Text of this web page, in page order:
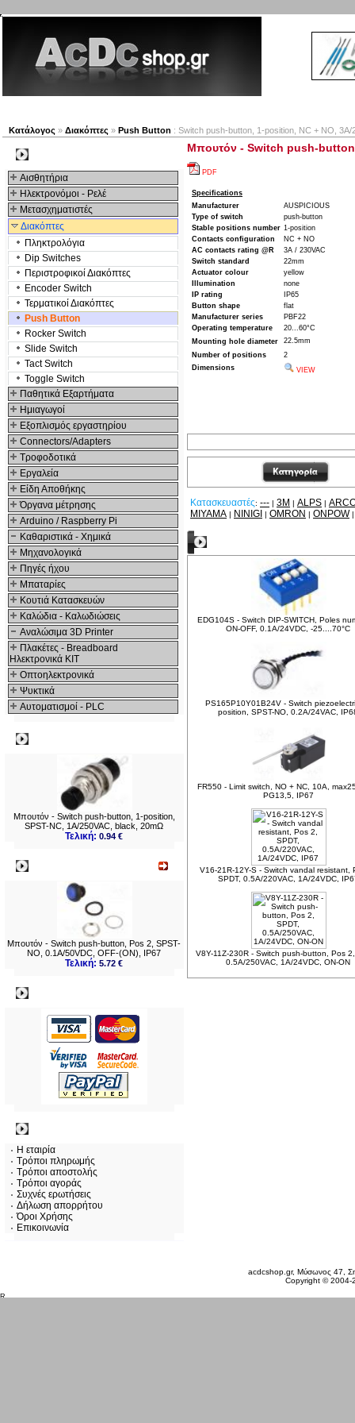
Κατάλογος » Διακόπτες » Push Button : Switch push-button, 1-position, NC + NO, 3A/
Αισθητήρια
Ηλεκτρονόμοι - Ρελέ
Μετασχηματιστές
Διακόπτες
Πληκτρολόγια
Dip Switches
Περιστροφικοί Διακόπτες
Encoder Switch
Τερματικοί Διακόπτες
Push Button
Rocker Switch
Slide Switch
Tact Switch
Toggle Switch
Παθητικά Εξαρτήματα
Hμιαγωγοί
Εξοπλισμός εργαστηρίου
Connectors/Adapters
Τροφοδοτικά
Εργαλεία
Είδη Αποθήκης
Όργανα μέτρησης
Arduino / Raspberry Pi
Καθαριστικά - Χημικά
Μηχανολογικά
Πηγές ήχου
Μπαταρίες
Κουτιά Κατασκευών
Καλώδια - Καλωδιώσεις
Αναλώσιμα 3D Printer
Πλακέτες - Breadboard
Ηλεκτρονικά ΚΙΤ
Οπτοηλεκτρονικά
Ψυκτικά
Αυτοματισμοί - PLC
Μπουτόν - Switch push-button, 1-position,
SPST-NC, 1A/250VAC, black, 20mΩ
Τελική:0.94 €
Μπουτόν - Switch push-button, Pos 2, SPST-
NO, 0.1A/50VDC, OFF-(ON), IP67
Τελική:5.72 €
Η εταιρία
Τρόποι πληρωμής
Τρόποι αποστολής
Τρόποι αγοράς
Συχνές ερωτήσεις
Δήλωση απορρήτου
Όροι Χρήσης
Επικοινωνία
Μπουτόν - Switch push-
PDF
Specifications
Manufacturer
AUSPICIOUS
Type of switch
push-button
Stable positions number 1-position
Contacts configuration
NC + NO
AC contacts rating @R
3A / 230VAC
Switch standard
22mm
Actuator colour
yellow
Illumination
none
IP rating
IP65
Button shape
flat
Manufacturer series
PBF22
Operating temperature
20...60°C
Mounting hole diameter
22.5mm
Number of positions
2
Dimensions
VIEW
Κατασκευαστές: --- | 3M | ALPS |
MIYAMA | NINIGI | OMRON | ONPOW
EDG104S - Switch DIP-SWITCH, Poles
ON-OFF, 0.1A/24VDC, -25....70°C
PS165P10Y01B24V - Switch
position, SPST-NO, 0.2A/24VAC,
FR550 - Limit switch, NO + NC, 10A,
PG13,5, IP67
V16-21R-12Y-S - Switch vandal resistant,
SPDT, 0.5A/220VAC, 1A/24VDC,
V8Y-11Z-230R - Switch push-button, Pos
0.5A/250VAC, 1A/24VDC, ON-ON
acdcshop.gr, Μύσωνος 47,
Copyright ©